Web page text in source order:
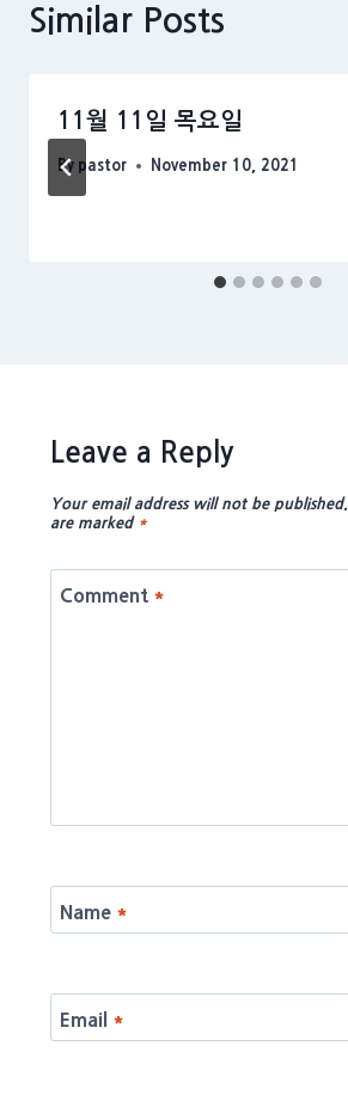
Similar Posts
11월 11일 목요일
By pastor November 10, 2021
Leave a Reply
Your email address will not be published.
are marked *
Comment *
Name *
Email *